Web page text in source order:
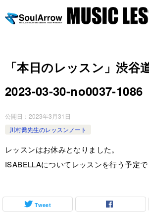
「本日のレッスン」渋谷
2023-03-30-­no0037-­1086
公開日： 2023年3月31日
川村喬先生のレッスンノート
レッスンはお休みとなりました。
ISABELLAについてレッスンを行う予定で
Tweet